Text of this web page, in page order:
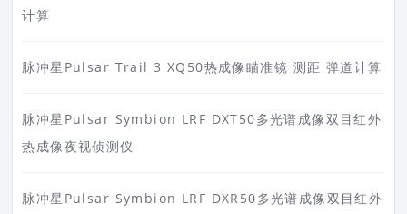
计算
脉冲星Pulsar Trail 3 XQ50热成像瞄准镜 测距 弹道计算
脉冲星Pulsar Symbion LRF DXT50多光谱成像双目红外
热成像夜视侦测仪
脉冲星Pulsar Symbion LRF DXR50多光谱成像双目红外